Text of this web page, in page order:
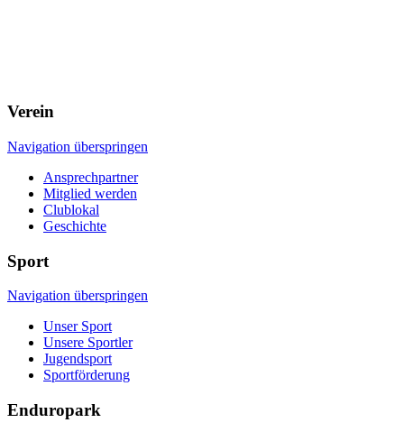
Verein
Navigation überspringen
Ansprechpartner
Mitglied werden
Clublokal
Geschichte
Sport
Navigation überspringen
Unser Sport
Unsere Sportler
Jugendsport
Sportförderung
Enduropark